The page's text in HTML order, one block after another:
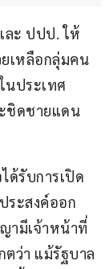
ละ ปปป. ให้
เหลือกลุ่มคน
นประเทศ
ชิดชายแดน
ด้รับการเปิด
ระสงค์ออก
ามีเจ้าหน้าที่
ตว่า แม้รัฐบาล